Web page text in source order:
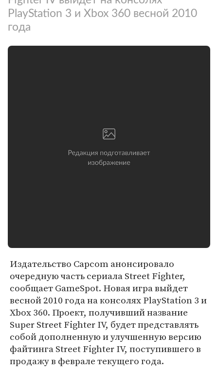
PlayStation 3 и Xbox 360 весной 2010
года
Издательство Capcom анонсировало
очередную часть сериала Street Fighter,
сообщает GameSpot. Новая игра выйдет
весной 2010 года на консолях PlayStation 3 и
Xbox 360. Проект, получивший название
Super Street Fighter IV, будет представлять
собой дополненную и улучшенную версию
файтинга Street Fighter IV, поступившего в
продажу в феврале текущего года.